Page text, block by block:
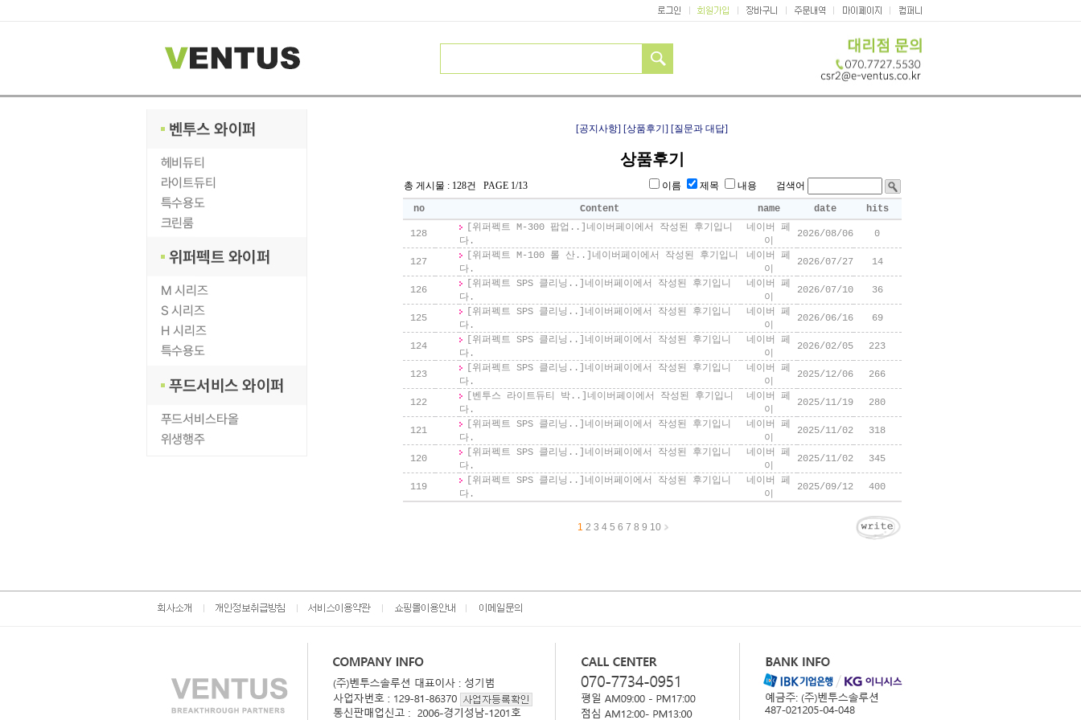
[공지사항] [상품후기] [질문과 대답]
상품후기
총 게시물 : 128건 PAGE 1/13 이름 제목 내용 검색어
no Content name date hits
128
[위퍼펙트 M-300 팝업..]
네이버페이에서 작성된 후기입니
다.
네이버 페
이
2026/08/06 0
127
[위퍼펙트 M-100 롤 산..]
네이버페이에서 작성된 후기입니
다.
네이버 페
이
2026/07/27 14
126
[위퍼펙트 SPS 클리닝..]
네이버페이에서 작성된 후기입니
다.
네이버 페
이
2026/07/10 36
125
[위퍼펙트 SPS 클리닝..]
네이버페이에서 작성된 후기입니
다.
네이버 페
이
2026/06/16 69
124
[위퍼펙트 SPS 클리닝..]
네이버페이에서 작성된 후기입니
다.
네이버 페
이
2026/02/05 223
123
[위퍼펙트 SPS 클리닝..]
네이버페이에서 작성된 후기입니
다.
네이버 페
이
2025/12/06 266
122
[벤투스 라이트듀티 박..]
네이버페이에서 작성된 후기입니
다.
네이버 페
이
2025/11/19 280
121
[위퍼펙트 SPS 클리닝..]
네이버페이에서 작성된 후기입니
다.
네이버 페
이
2025/11/02 318
120
[위퍼펙트 SPS 클리닝..]
네이버페이에서 작성된 후기입니
다.
네이버 페
이
2025/11/02 345
119
[위퍼펙트 SPS 클리닝..]
네이버페이에서 작성된 후기입니
다.
네이버 페
이
2025/09/12 400
1 2 3 4 5 6 7 8 9 10